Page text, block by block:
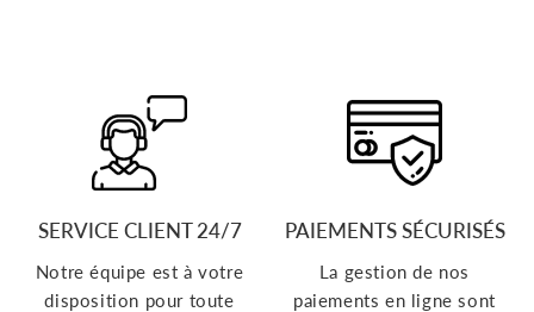
SERVICE CLIENT 24/7
Notre équipe est à votre
disposition pour toute
PAIEMENTS SÉCURISÉS
La gestion de nos
paiements en ligne sont